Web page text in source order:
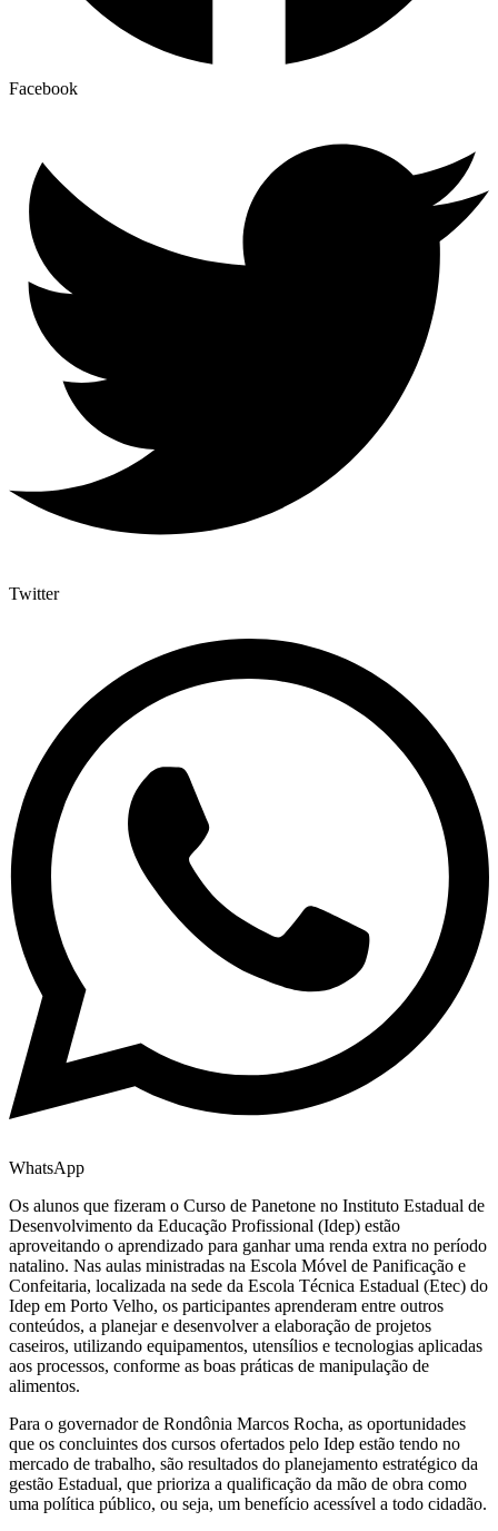
Facebook
Twitter
WhatsApp
Os alunos que fizeram o Curso de Panetone no Instituto Estadual de
Desenvolvimento da Educação Profissional (Idep) estão
aproveitando o aprendizado para ganhar uma renda extra no período
natalino. Nas aulas ministradas na Escola Móvel de Panificação e
Confeitaria, localizada na sede da Escola Técnica Estadual (Etec) do
Idep em Porto Velho, os participantes aprenderam entre outros
conteúdos, a planejar e desenvolver a elaboração de projetos
caseiros, utilizando equipamentos, utensílios e tecnologias aplicadas
aos processos, conforme as boas práticas de manipulação de
alimentos.
Para o governador de Rondônia Marcos Rocha, as oportunidades
que os concluintes dos cursos ofertados pelo Idep estão tendo no
mercado de trabalho, são resultados do planejamento estratégico da
gestão Estadual, que prioriza a qualificação da mão de obra como
uma política público, ou seja, um benefício acessível a todo cidadão.